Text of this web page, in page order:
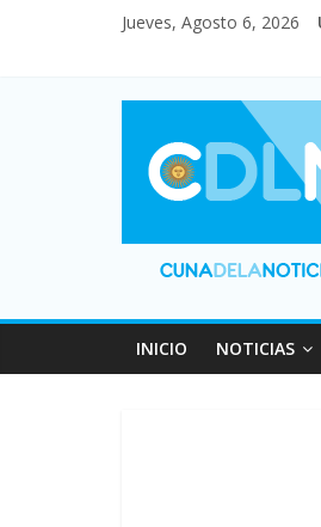
Jueves, Agosto 6, 2026
INICIO NOTICIAS